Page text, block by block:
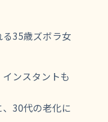
35歳ズボラ女
ンスタントも
30代の老化に